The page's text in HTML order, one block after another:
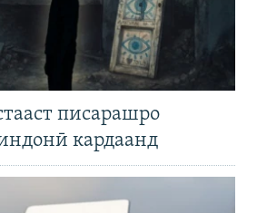
писарашро
кардаанд